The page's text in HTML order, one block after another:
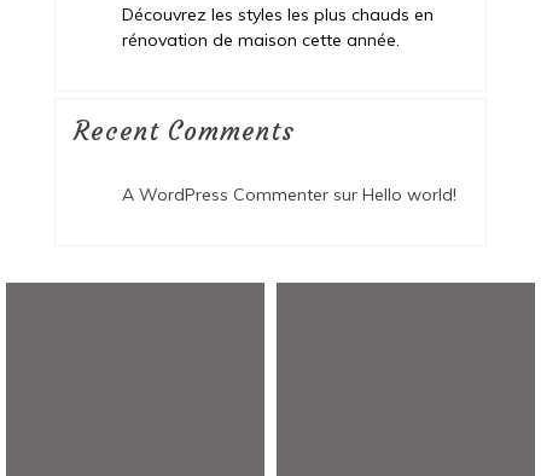
Découvrez les styles les plus chauds en
rénovation de maison cette année.
Recent Comments
A WordPress Commentersur Hello world!